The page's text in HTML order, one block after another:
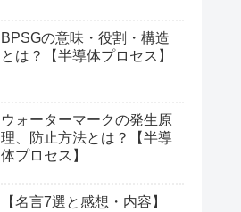
BPSGの意味・役割・構造
とは？【半導体プロセス】
ウォーターマークの発生原
理、防止方法とは？【半導
体プロセス】
【名言7選と感想・内容】